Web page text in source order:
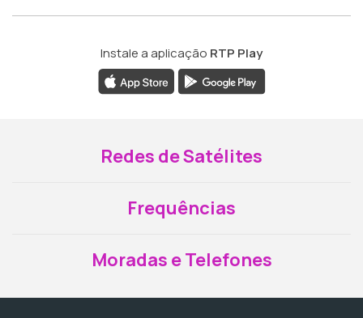
Instale a aplicação RTP Play
Redes de Satélites
Frequências
Moradas e Telefones